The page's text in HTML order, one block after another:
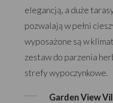
elegancją, a duże
pozwalają w pełni
wyposażone są w
zestaw do parzenia
strefy wypoczynkowe.
Garden View